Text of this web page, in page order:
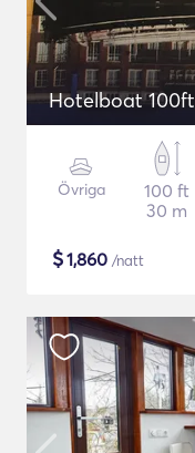
Hotelboat 100ft
Övriga
100 ft
30 m
$1,860 /natt